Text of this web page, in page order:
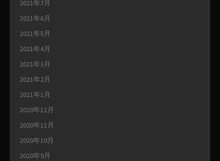
2021年7月
2021年6月
2021年5月
2021年4月
2021年3月
2021年2月
2021年1月
2020年12月
2020年11月
2020年10月
2020年9月